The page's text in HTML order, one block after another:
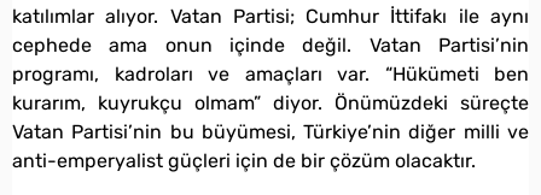
katılımlar alıyor. Vatan Partisi; Cumhur İttifakı ile aynı
cephede ama onun içinde değil. Vatan Partisi’nin
programı, kadroları ve amaçları var. “Hükümeti ben
kurarım, kuyrukçu olmam” diyor. Önümüzdeki süreçte
Vatan Partisi’nin bu büyümesi, Türkiye’nin diğer milli ve
anti-emperyalist güçleri için de bir çözüm olacaktır.